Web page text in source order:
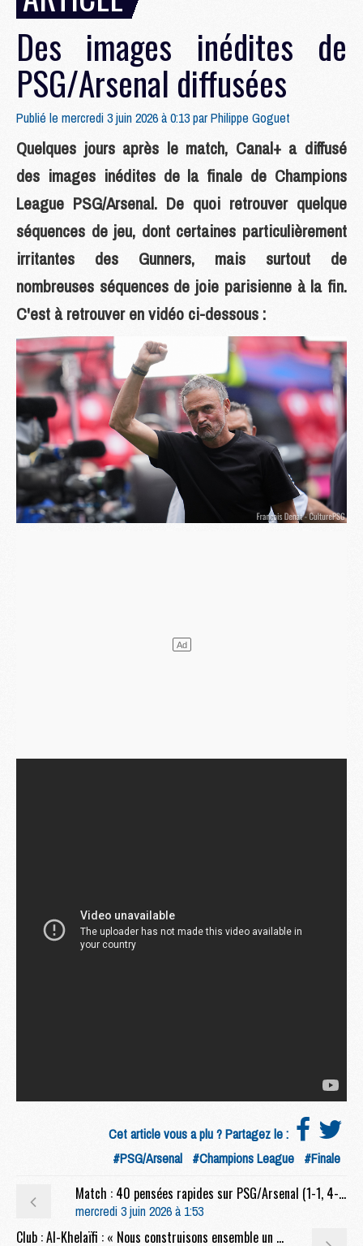
Des images inédites de
PSG/Arsenal diffusées
Publié le mercredi 3 juin 2026 à 0:13 parPhilippe Goguet
Quelques jours après le match, Canal+ a diffusé
des images inédites de la finale de Champions
League PSG/Arsenal. De quoi retrouver quelque
séquences de jeu, dont certaines particulièrement
irritantes des Gunners, mais surtout de
nombreuses séquences de joie parisienne à la fin.
C'est à retrouver en vidéo ci-dessous :
Cet article vous a plu ? Partagez le :
#PSG/Arsenal #Champions League #Finale
Match : 40 pensées rapides sur PSG/Arsenal (1-1, 4-3 t.a.b.)
mercredi 3 juin 2026 à 1:53
Club : Al-Khelaïfi : « Nous construisons ensemble un héritage durable »